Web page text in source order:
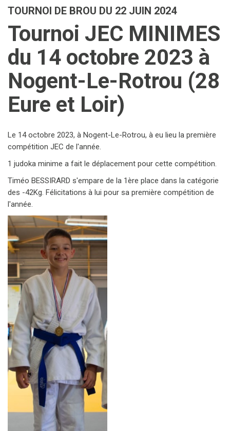
TOURNOI DE BROU DU 22 JUIN 2024
Tournoi JEC MINIMES
du 14 octobre 2023 à
Nogent-Le-Rotrou (28
Eure et Loir)
Le 14 octobre 2023, à Nogent-Le-Rotrou, à eu lieu la première
compétition JEC de l'année.
1 judoka minime a fait le déplacement pour cette compétition.
Timéo BESSIRARD s'empare de la 1ère place dans la catégorie
des -42Kg. Félicitations à lui pour sa première compétition de
l'année.